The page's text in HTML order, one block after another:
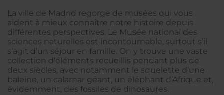
La ville de Madrid regorge de musées qui vous
aident à mieux connaître notre histoire depuis
différentes perspectives. Le Musée national des
sciences naturelles est incontournable, surtout s’il
s’agit d’un séjour en famille. On y trouve une vaste
collection d’éléments recueillis pendant plus de
deux siècles, avec notamment le squelette d’une
baleine, un calamar géant, un éléphant d’Afrique et,
évidemment, des fossiles de dinosaures.